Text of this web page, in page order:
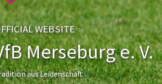
WEBSITE
Merseburg e. V.
aus Leidenschaft